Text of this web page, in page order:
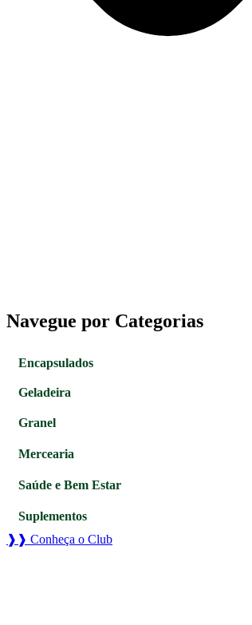
Navegue por Categorias
Encapsulados
Geladeira
Granel
Mercearia
Saúde e Bem Estar
Suplementos
❱❱ Conheça o Club